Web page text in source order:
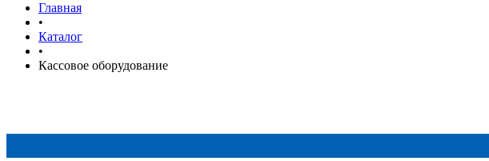
Главная
•
Каталог
•
Кассовое оборудование